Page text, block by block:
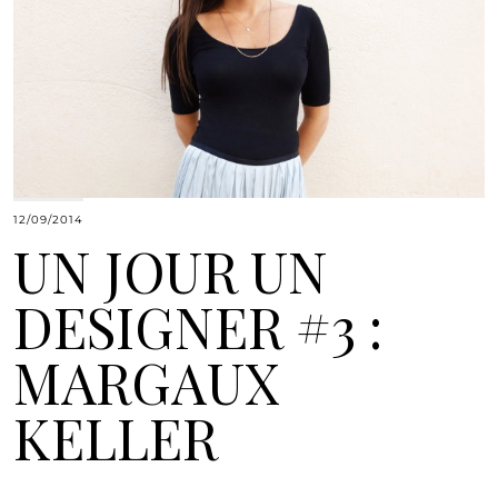
12/09/2014
UN JOUR UN
DESIGNER #3 :
MARGAUX
KELLER